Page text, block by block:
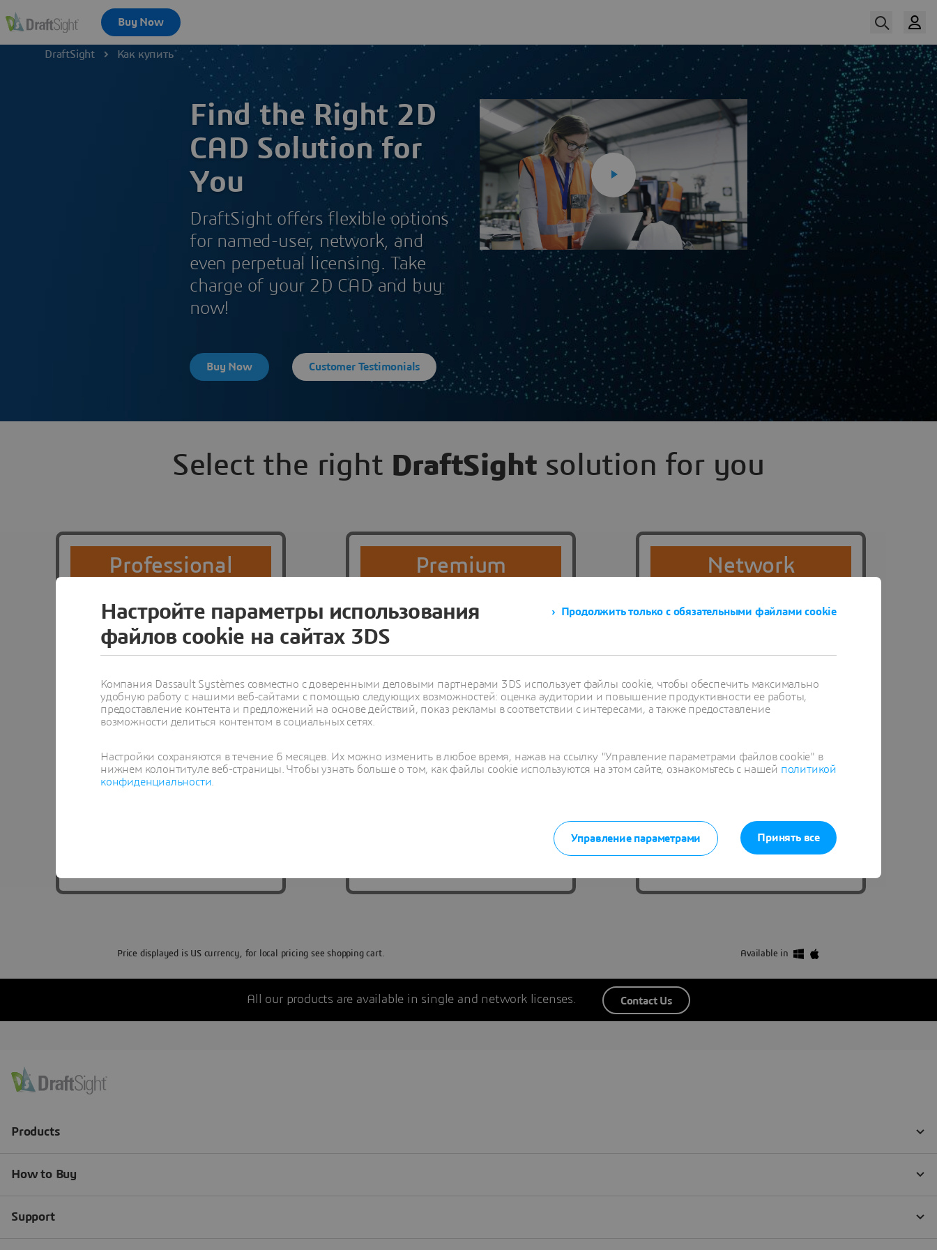
DraftSight Как купить
Find the Right 2D
CAD Solution for
You
DraftSight offers flexible options
for named-user, network, and
even perpetual licensing. Take
charge of your 2D CAD and buy
now!
Buy Now Customer Testimonials
Select the right DraftSight solution for you
Professional
$299 USD/yr
DraftSight is marking 15 years with
Create, view and edit DWG, DXF and
DGN files
for everyone
Complete set of edit, design and
Premium
$599
Advanced tool and 3D capabilities at a
fraction of the cost of competitors
Set Manager, and DGN Export
Integrate 3D model data into your
Network
Starting$399USD/yr
Activate simultaneous usage and
compliance throughout the
Complete technical support provided
by SOLIDWORKS partners
Learn More
Price displayed is US currency, for local pricing see shopping cart. Available in
All our products are available in single and network licenses. Contact Us
Продолжить только с обязательными файлами cookie
Настройте параметры использования
файлов cookie на сайтах 3DS
Компания Dassault Systèmes совместно с доверенными деловыми партнерами 3DS использует файлы cookie, чтобы обеспечить максимально
удобную работу с нашими веб-сайтами с помощью следующих возможностей: оценка аудитории и повышение продуктивности ее работы,
предоставление контента и предложений на основе действий, показ рекламы в соответствии с интересами, а также предоставление
возможности делиться контентом в социальных сетях.
Настройки сохраняются в течение 6 месяцев. Их можно изменить в любое время, нажав на ссылку "Управление параметрами файлов cookie" в
нижнем колонтитуле веб-страницы. Чтобы узнать больше о том, как файлы cookie используются на этом сайте, ознакомьтесь с нашей политикой
конфиденциальности
Принять все
Управление параметрами